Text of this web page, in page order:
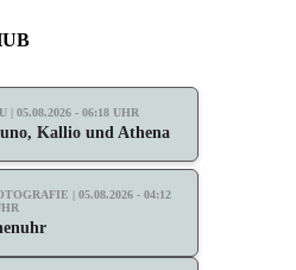
| 05.08.2026 - 06:18 UHR
Kallio und Athena
| 05.08.2026 - 04:12